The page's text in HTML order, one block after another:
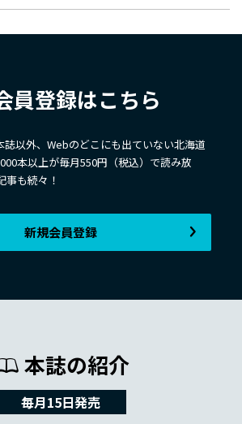
員登録はこちら
誌以外、Webのどこにも出ていない北海道
本以上が毎月550円（税込）で読み放
事も続々！
新規会員登録
本誌の紹介
毎月15日発売